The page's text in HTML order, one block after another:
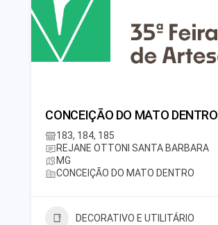
CONCEIÇÃO DO MATO DENTRO
183, 184, 185
REJANE OTTONI SANTA BARBARA
MG
CONCEIÇÃO DO MATO DENTRO
DECORATIVO E UTILITÁRIO